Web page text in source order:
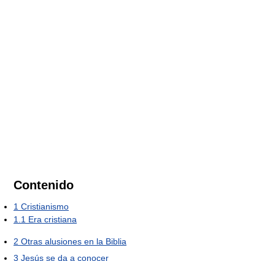
Contenido
1 Cristianismo
1.1 Era cristiana
2 Otras alusiones en la Biblia
3 Jesús se da a conocer